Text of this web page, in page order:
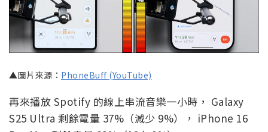
▲圖片來源： PhoneBuff (YouTube)
再來播放 Spotify 的線上串流音樂一小時， Galaxy
S25 Ultra 剩餘電量 37%（減少 9%）， iPhone 16